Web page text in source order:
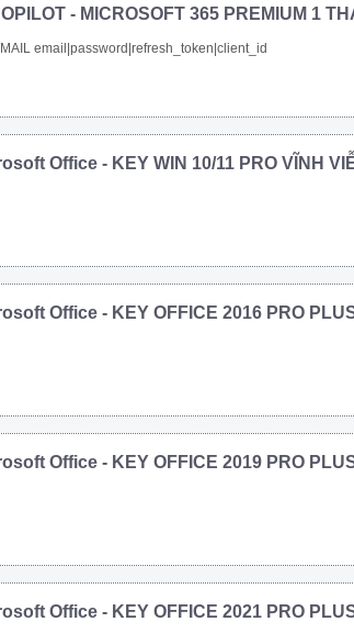
- MICROSOFT 365 PREMIUM 1
email|password|refresh_token|client_id
Office - KEY WIN 10/11 PRO VĨNH
Office - KEY OFFICE 2016 PRO
Office - KEY OFFICE 2019 PRO
Office - KEY OFFICE 2021 PRO